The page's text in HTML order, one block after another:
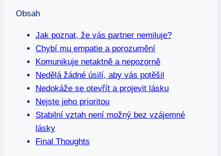
Obsah
Jak poznat, že vás partner nemiluje?
Chybí mu empatie a porozumění
Komunikuje netaktně a nepozorně
Nedělá žádné úsilí, aby vás potěšil
Nedokáže se otevřít a projevit lásku
Nejste jeho prioritou
Stabilní vztah není možný bez vzájemné
lásky
Final Thoughts